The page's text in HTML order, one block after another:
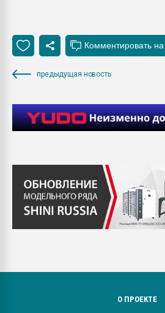
предыдущая новость
О ПРОЕКТЕ